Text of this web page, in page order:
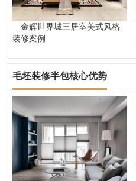
金辉世界城三居室美式风格
装修案例
毛坯装修半包核心优势